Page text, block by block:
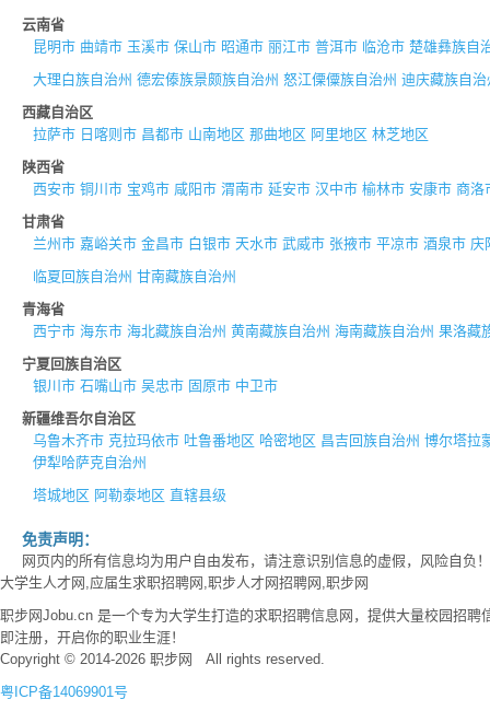
云南省
昆明市 曲靖市 玉溪市 保山市 昭通市 丽江市 普洱市 临沧市 楚雄彝族自
大理白族自治州 德宏傣族景颇族自治州 怒江傈僳族自治州 迪庆藏族自治
西藏自治区
拉萨市 日喀则市 昌都市 山南地区 那曲地区 阿里地区 林芝地区
陕西省
西安市 铜川市 宝鸡市 咸阳市 渭南市 延安市 汉中市 榆林市 安康市 商洛
甘肃省
兰州市 嘉峪关市 金昌市 白银市 天水市 武威市 张掖市 平凉市 酒泉市 庆
临夏回族自治州 甘南藏族自治州
青海省
西宁市 海东市 海北藏族自治州 黄南藏族自治州 海南藏族自治州 果洛藏
宁夏回族自治区
银川市 石嘴山市 吴忠市 固原市 中卫市
新疆维吾尔自治区
乌鲁木齐市 克拉玛依市 吐鲁番地区 哈密地区 昌吉回族自治州 博尔塔拉
伊犁哈萨克自治州
塔城地区 阿勒泰地区 直辖县级
免责声明：
网页内的所有信息均为用户自由发布，请注意识别信息的虚假，风险自
大学生人才网,应届生求职招聘网,职步人才网招聘网,职步网
职步网Jobu.cn 是一个专为大学生打造的求职招聘信息网，提供大量校园招
即注册，开启你的职业生涯！
Copyright © 2014-2026 职步网 All rights reserved.
粤ICP备14069901号